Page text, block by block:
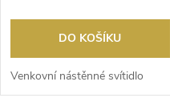
DO KOŠÍKU
Venkovní nástěnné svítidlo